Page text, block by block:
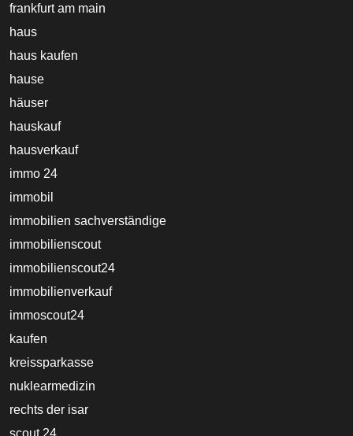
frankfurt am main
haus
haus kaufen
hause
häuser
hauskauf
hausverkauf
immo 24
immobil
immobilien sachverständige
immobilienscout
immobilienscout24
immobilienverkauf
immoscout24
kaufen
kreissparkasse
nuklearmedizin
rechts der isar
scout 24